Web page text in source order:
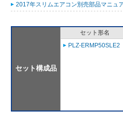
2017年スリムエアコン別売部品マニュ
セット構成品
セット形名
PLZ-ERMP50SLE2